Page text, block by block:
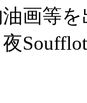
画等